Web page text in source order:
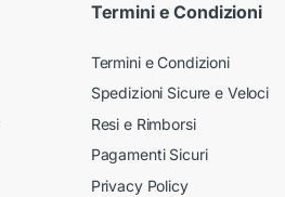
Termini e Condizioni
Termini e Condizioni
Spedizioni Sicure e Veloci
Resi e Rimborsi
Pagamenti Sicuri
Privacy Policy